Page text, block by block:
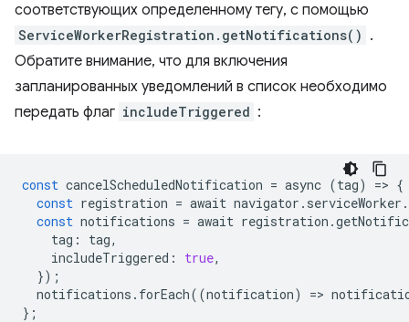
соответствующих определенному тегу, с помощью
ServiceWorkerRegistration.getNotifications() .
Обратите внимание, что для включения
запланированных уведомлений в список необходимо
передать флаг includeTriggered :
const cancelScheduledNotification = async (tag) => {
const registration = await navigator . serviceWorker .
const notifications = await registration .
tag : tag,
includeTriggered : true,
});
notifications . forEach((notification) =>
};